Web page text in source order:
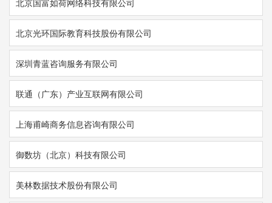
北京国富如荷网络科技有限公司
北京光环国际教育科技股份有限公司
深圳青蓝咨询服务有限公司
联通（广东）产业互联网有限公司
上海甫崎商务信息咨询有限公司
御数坊（北京）科技有限公司
美林数据技术股份有限公司